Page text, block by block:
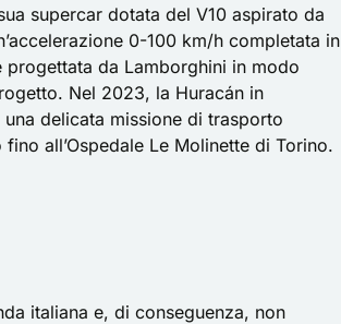
supercar dotata del V10 aspirato da
0-100 km/h completata in
da Lamborghini in modo
Nel 2023, la Huracán in
delicata missione di trasporto
all’Ospedale Le Molinette di Torino.
italiana e, di conseguenza, non